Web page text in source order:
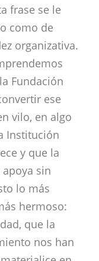
frase se le
como de
organizativa.
Fundación
ese
vilo, en algo
Institución
y que la
sin
lo más
hermoso:
que la
nos han